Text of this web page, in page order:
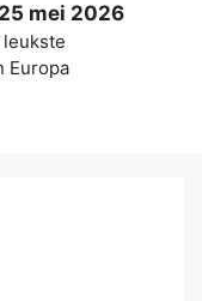
mei 2026
Europa